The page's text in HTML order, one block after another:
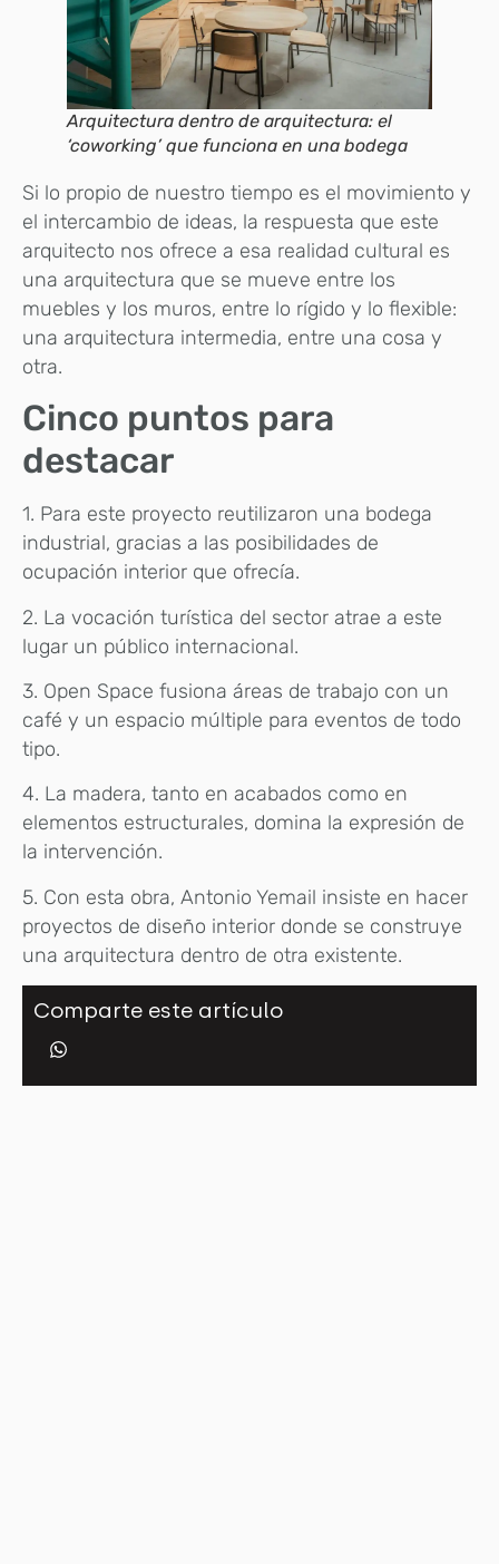
Arquitectura dentro de arquitectura: el
‘coworking’ que funciona en una bodega
Si lo propio de nuestro tiempo es el movimiento y
el intercambio de ideas, la respuesta que este
arquitecto nos ofrece a esa realidad cultural es
una arquitectura que se mueve entre los
muebles y los muros, entre lo rígido y lo flexible:
una arquitectura intermedia, entre una cosa y
otra.
Cinco puntos para
destacar
1. Para este proyecto reutilizaron una bodega
industrial, gracias a las posibilidades de
ocupación interior que ofrecía.
2. La vocación turística del sector atrae a este
lugar un público internacional.
3. Open Space fusiona áreas de trabajo con un
café y un espacio múltiple para eventos de todo
tipo.
4. La madera, tanto en acabados como en
elementos estructurales, domina la expresión de
la intervención.
5. Con esta obra, Antonio Yemail insiste en hacer
proyectos de diseño interior donde se construye
una arquitectura dentro de otra existente.
Comparte este artículo